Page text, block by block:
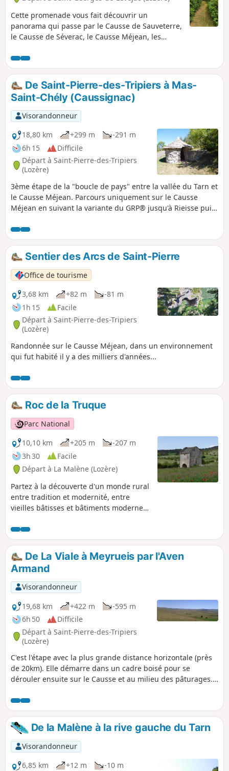
bâti traditionnel pittoresque très bien
conservé rend ce circuit particulièrement
attachant.
Cette promenade vous fait découvrir un
panorama qui passe par le Causse de Sauveterre,
le Causse de Séverac, le Causse Méjean, les
parking est disponible au coeur du village de
Soulages.
De Saint-Pierre-des-Tripiers à Mas-
Saint-Chély (Caussignac)
Visorandonneur
18,80 km
+299 m
-291 m
6h 15
Difficile
Départ à Saint-Pierre-des-Tripiers
(Lozère)
3ème étape de la "boucle de pays" entre la vallée du Tarn et
le Causse Méjean. Parcours uniquement sur le Causse
Méjean en suivant la variante du GRP® jusqu'à Rieisse puis
Mas-Saint-Chély. Petit crochet au Roc des Houtous pour un
panorama exceptionnel sur les gorges
Sentier des Arcs de Saint-Pierre
Office de tourisme
3,68 km
+82 m
-81 m
1h 15
Facile
Départ à Saint-Pierre-des-Tripiers
(Lozère)
Randonnée sur le Causse Méjean, dans un environnement
qui fut habité il y a des milliers d'années...
Roc de la Truque
Parc National
10,10 km
+205 m
-207 m
3h 30
Facile
Départ à La Malène (Lozère)
Partez à la découverte d'un monde rural
entre tradition et modernité, entre
vieilles bâtisses et bâtiments modernes.
sentier entièrement situé sur le plateau.
De La Viale à Meyrueis par l'Aven
Armand
Visorandonneur
19,68 km
+422 m
-595 m
6h 50
Difficile
Départ à Saint-Pierre-des-Tripiers
(Lozère)
C'est l'étape avec la plus grande distance horizontale (près
de 20km). Elle démarre dans un cadre boisé pour se
dérouler ensuite sur le Causse et au milieu des pâturages.
nécessités de l'hébergement.
De la Malène à la rive gauche du Tarn
Visorandonneur
6,85 km
+12 m
-10 m